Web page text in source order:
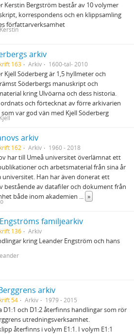
Kerstin Bergström består av 10 volymer
korrespondens och en klippsamling
författarverksamhet
arkiv
163 Arkiv 1600-tal- 2010
Kjell Söderberg är 1,5 hyllmeter och
Söderbergs manuskript och
kring Ulvöarna och dess historia.
och förtecknat av förre arkivarien
var god vän med Kjell Söderberg
arkiv
162 Arkiv 1960 - 2018
har till Umeå universitet överlämnat ett
och arbetsmaterial från sina år
universitet. Han har även donerat ett
bestående av datafiler och dokument från
både inom akademien ... »
familjearkiv
136 Arkiv
kring Leander Engström och hans
arkiv
54 Arkiv 1979 - 2015
D1:1 och D1:2 återfinns handlingar som rör
utredningsverksamhet.
återfinns i volym E1:1. I volym E1:1